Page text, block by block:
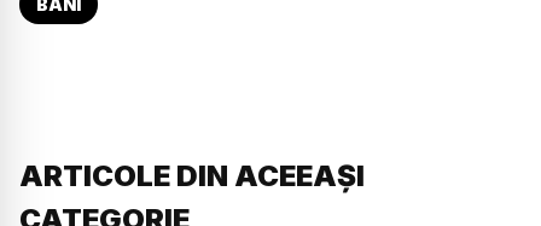
BANI
ARTICOLE DIN ACEEAȘI